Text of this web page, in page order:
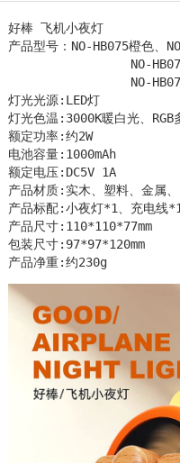
好棒 飞机小夜灯
产品型号：NO-HB075橙色、
灯光光源:LED灯
灯光色温:3000K暖白光、RGB
额定功率:约2W
电池容量:1000mAh
额定电压:DC5V 1A
产品材质:实木、塑料、金属
产品标配:小夜灯*1、充电线*1
产品尺寸:110*110*77mm
包装尺寸:97*97*120mm
产品净重:约230g